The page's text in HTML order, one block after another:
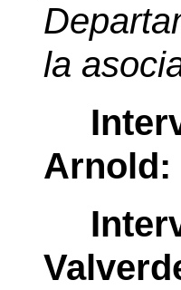
la
Arnold: